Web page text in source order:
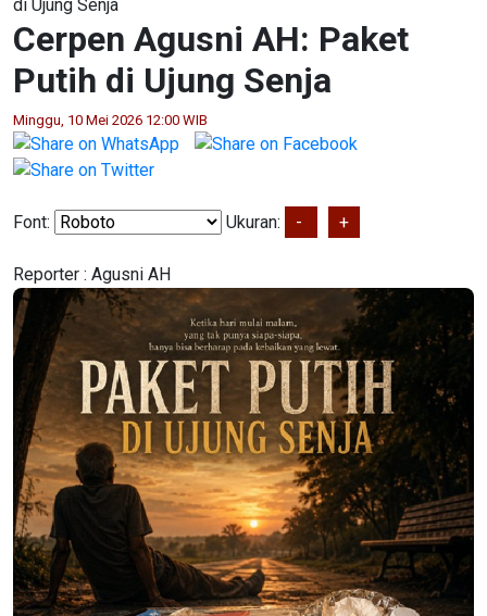
di Ujung Senja
Cerpen Agusni AH: Paket
Putih di Ujung Senja
Minggu, 10 Mei 2026 12:00 WIB
Font: Ukuran: - +
Reporter : Agusni AH